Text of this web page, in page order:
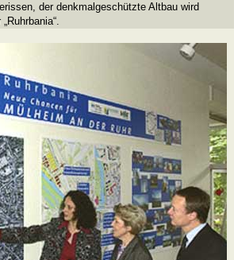
der denkmalgeschützte Altbau wird